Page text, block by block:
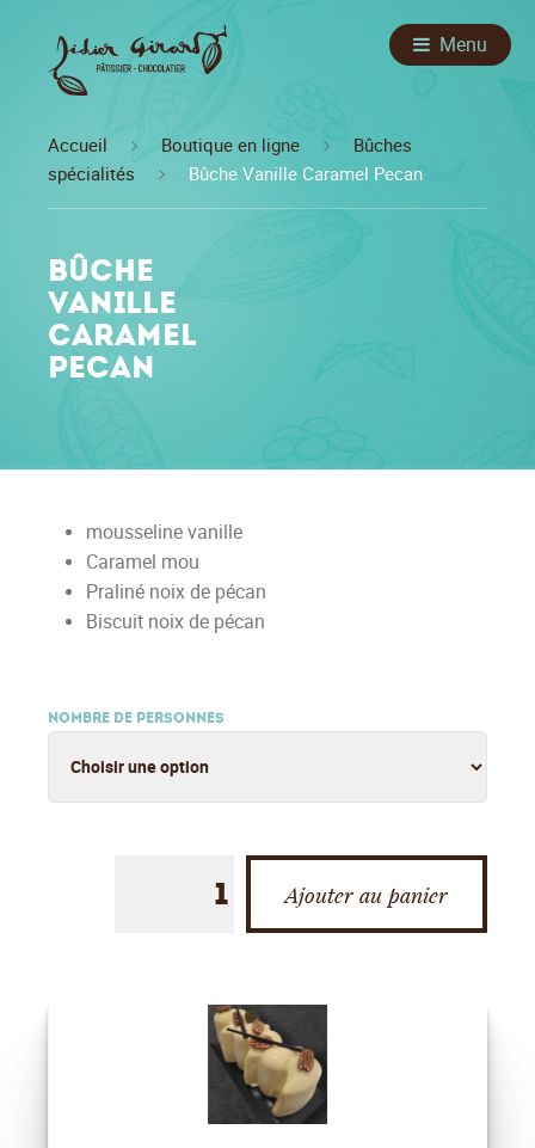
Accueil Boutique en ligne
Bûches
spécialités
Bûche Vanille Caramel Pecan
Bûche
Vanille
Caramel
Pecan
mousseline vanille
Caramel mou
Praliné noix de pécan
Biscuit noix de pécan
NOMBRE DE PERSONNES
Ajouter au panier
Menu